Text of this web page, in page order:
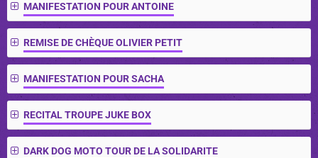
MANIFESTATION POUR ANTOINE
REMISE DE CHÈQUE OLIVIER PETIT
MANIFESTATION POUR SACHA
RECITAL TROUPE JUKE BOX
DARK DOG MOTO TOUR DE LA SOLIDARITE